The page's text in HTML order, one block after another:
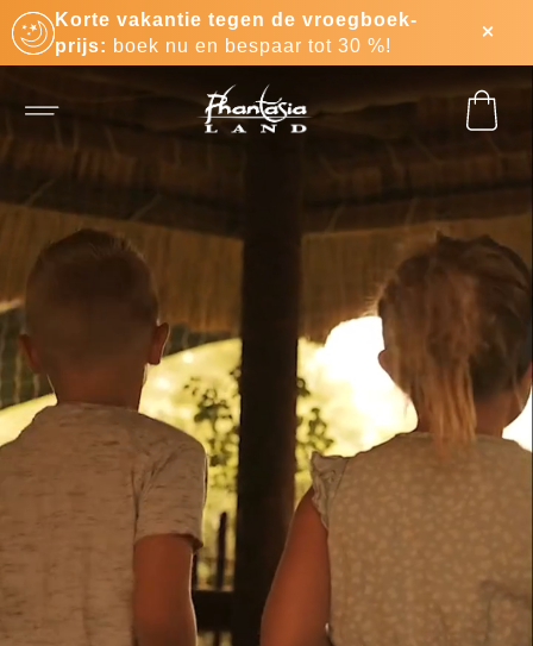
Korte vakantie tegen de vroegboek-
prijs: boek nu en bespaar tot 30 %!